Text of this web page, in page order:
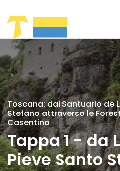
Toscana: dal Santuario de
Stefano attraverso le
Casentino
Tappa 1 - da
Pieve Santo